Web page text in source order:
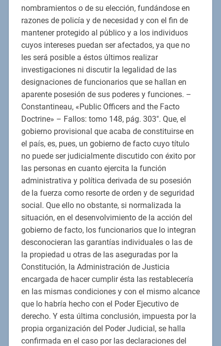
nombramientos o de su elección, fundándose en
razones de policía y de necesidad y con el fin de
mantener protegido al público y a los individuos
cuyos intereses puedan ser afectados, ya que no
les será posible a éstos últimos realizar
investigaciones ni discutir la legalidad de las
designaciones de funcionarios que se hallan en
aparente posesión de sus poderes y funciones. –
Constantineau, «Public Officers and the Facto
Doctrine» – Fallos: tomo 148, pág. 303″. Que, el
gobierno provisional que acaba de constituirse en
el país, es, pues, un gobierno de facto cuyo título
no puede ser judicialmente discutido con éxito por
las personas en cuanto ejercita la función
administrativa y política derivada de su posesión
de la fuerza como resorte de orden y de seguridad
social. Que ello no obstante, si normalizada la
situación, en el desenvolvimiento de la acción del
gobierno de facto, los funcionarios que lo integran
desconocieran las garantías individuales o las de
la propiedad u otras de las aseguradas por la
Constitución, la Administración de Justicia
encargada de hacer cumplir ésta las restablecería
en las mismas condiciones y con el mismo alcance
que lo habría hecho con el Poder Ejecutivo de
derecho. Y esta última conclusión, impuesta por la
propia organización del Poder Judicial, se halla
confirmada en el caso por las declaraciones del